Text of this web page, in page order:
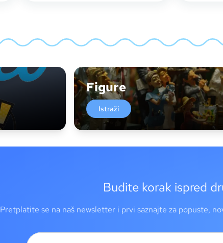
Figure
Istraži
Budite korak ispred
Pretplatite se na naš newsletter i prvi saznajte za popuste,